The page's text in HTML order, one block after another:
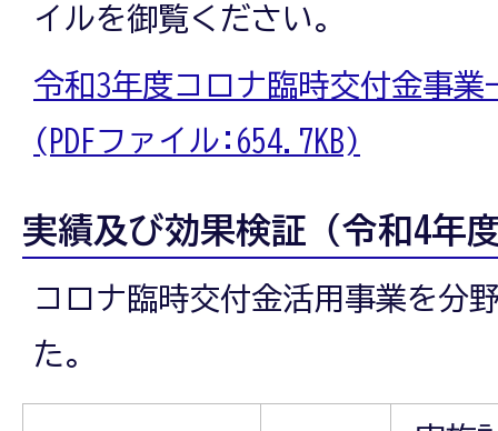
イルを御覧ください。
令和3年度コロナ臨時交付金事
(PDFファイル:654.7KB)
実績及び効果検証（令和4年
コロナ臨時交付金活用事業を分
た。